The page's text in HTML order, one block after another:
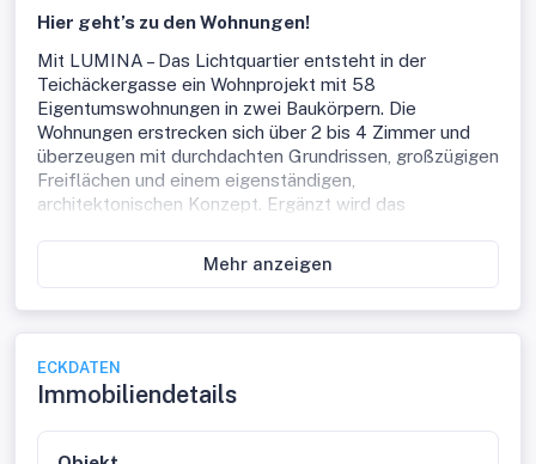
Hier geht’s zu den Wohnungen!
Mit LUMINA – Das Lichtquartier entsteht in der
Teichäckergasse ein Wohnprojekt mit 58
Eigentumswohnungen in zwei Baukörpern. Die
Wohnungen erstrecken sich über 2 bis 4 Zimmer und
überzeugen mit durchdachten Grundrissen, großzügigen
Freiflächen und einem eigenständigen,
architektonischen Konzept. Ergänzt wird das
schaffen. Die Teichäckergasse steht für ein
großzügige Freiräume und hohe Aufenthaltsqualität auf
attraktive Weise miteinander verbindet.
Durchdachte Grundrisse und helle Wohnräume
Mehr anzeigen
ECKDATEN
Immobiliendetails